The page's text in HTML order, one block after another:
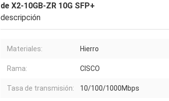
de X2-10GB-ZR 10G SFP+
descripción
Materiales: Hierro
Rama: CISCO
Tasa de transmisión: 10/100/1000Mbps